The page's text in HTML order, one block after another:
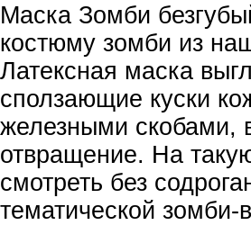
Маска Зомби
костюму зомби из
Латексная маска
сползающие куски
железными скобами,
отвращение. На
смотреть без
тематической зомби-